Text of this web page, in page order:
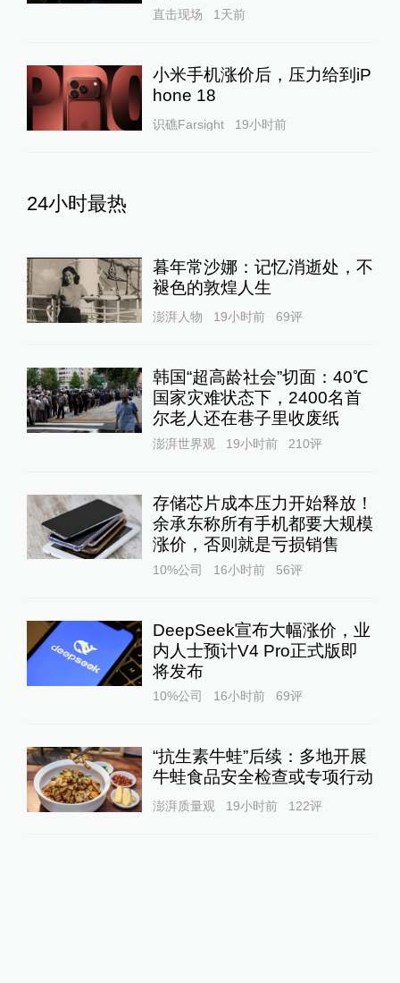
直击现场 1天前
小米手机涨价后，压力给到iP
hone 18
识礁Farsight 19小时前
24小时最热
暮年常沙娜：记忆消逝处，不
褪色的敦煌人生
澎湃人物 19小时前 69评
韩国“超高龄社会”切面：40℃
国家灾难状态下，2400名首
尔老人还在巷子里收废纸
澎湃世界观 19小时前 210评
存储芯片成本压力开始释放！
余承东称所有手机都要大规模
涨价，否则就是亏损销售
10%公司 16小时前 56评
DeepSeek宣布大幅涨价，业
内人士预计V4 Pro正式版即
将发布
10%公司 16小时前 69评
“抗生素牛蛙”后续：多地开展
牛蛙食品安全检查或专项行动
澎湃质量观 19小时前 122评